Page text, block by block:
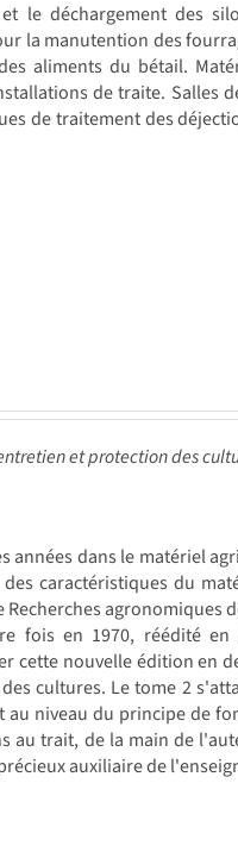
le déchargement des
la manutention des
aliments du bétail.
de traite. Salles
de traitement des
et protection des
dans le matériel
caractéristiques du
agronomiques
fois en 1970, réédité
cette nouvelle édition en
cultures. Le tome 2
niveau du principe de
au trait, de la main de
auxiliaire de